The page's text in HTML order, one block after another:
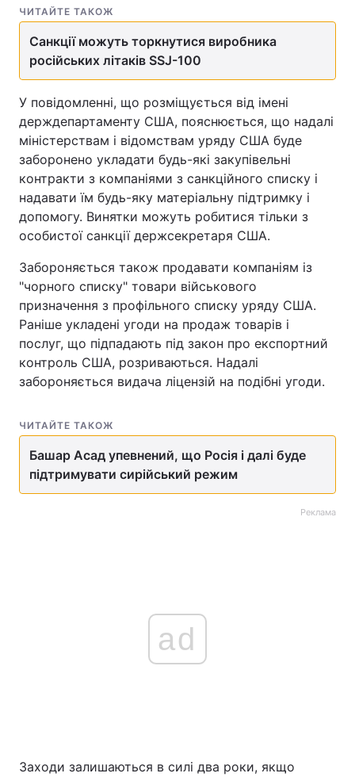
ЧИТАЙТЕ ТАКОЖ
Санкції можуть торкнутися виробника
російських літаків SSJ-100
У повідомленні, що розміщується від імені
держдепартаменту США, пояснюється, що надалі
міністерствам і відомствам уряду США буде
заборонено укладати будь-які закупівельні
контракти з компаніями з санкційного списку і
надавати їм будь-яку матеріальну підтримку і
допомогу. Винятки можуть робитися тільки з
особистої санкції держсекретаря США.
Забороняється також продавати компаніям із
"чорного списку" товари військового
призначення з профільного списку уряду США.
Раніше укладені угоди на продаж товарів і
послуг, що підпадають під закон про експортний
контроль США, розриваються. Надалі
забороняється видача ліцензій на подібні угоди.
ЧИТАЙТЕ ТАКОЖ
Башар Асад упевнений, що Росія і далі буде
підтримувати сирійський режим
Реклама
ad
Заходи залишаються в силі два роки, якщо